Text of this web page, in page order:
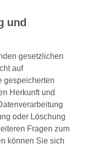
und
gesetzlichen
auf
gespeicherten
Herkunft und
oder Löschung
Fragen zum
können Sie sich